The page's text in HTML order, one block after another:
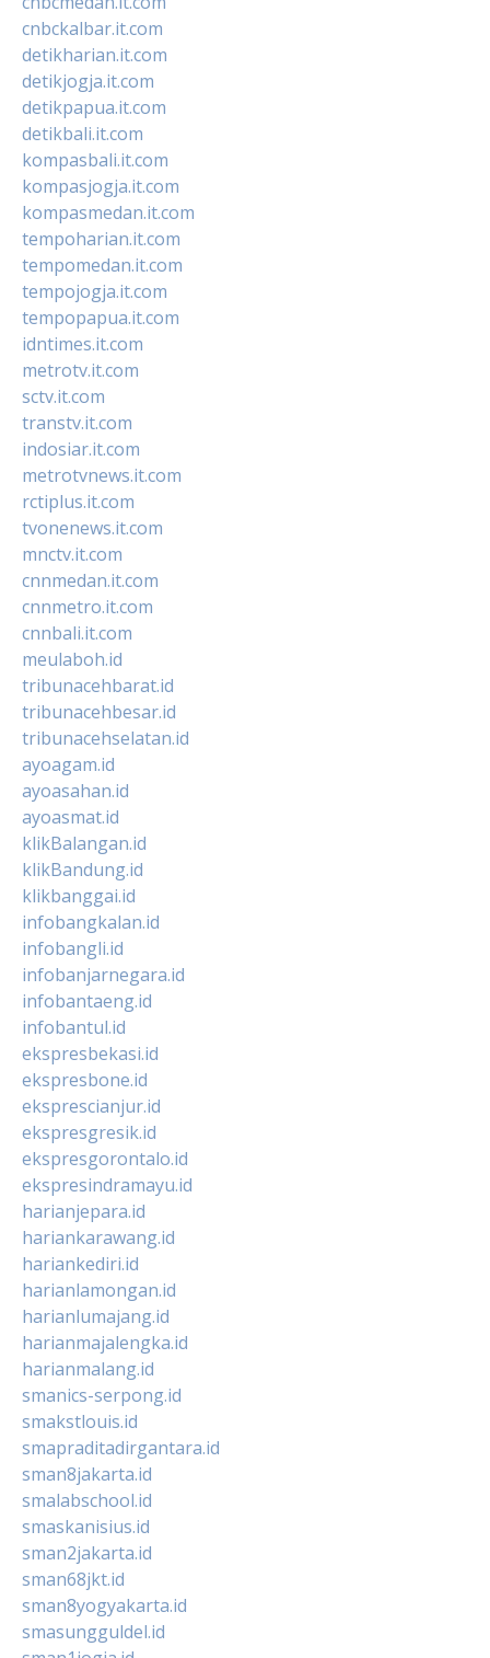
cnbckalbar.it.com
detikharian.it.com
detikjogja.it.com
detikpapua.it.com
detikbali.it.com
kompasbali.it.com
kompasjogja.it.com
kompasmedan.it.com
tempoharian.it.com
tempomedan.it.com
tempojogja.it.com
tempopapua.it.com
idntimes.it.com
metrotv.it.com
sctv.it.com
transtv.it.com
indosiar.it.com
metrotvnews.it.com
rctiplus.it.com
tvonenews.it.com
mnctv.it.com
cnnmedan.it.com
cnnmetro.it.com
cnnbali.it.com
meulaboh.id
tribunacehbarat.id
tribunacehbesar.id
tribunacehselatan.id
ayoagam.id
ayoasahan.id
ayoasmat.id
klikBalangan.id
klikBandung.id
klikbanggai.id
infobangkalan.id
infobangli.id
infobanjarnegara.id
infobantaeng.id
infobantul.id
ekspresbekasi.id
ekspresbone.id
eksprescianjur.id
ekspresgresik.id
ekspresgorontalo.id
ekspresindramayu.id
harianjepara.id
hariankarawang.id
hariankediri.id
harianlamongan.id
harianlumajang.id
harianmajalengka.id
harianmalang.id
smanics-serpong.id
smakstlouis.id
smapraditadirgantara.id
sman8jakarta.id
smalabschool.id
smaskanisius.id
sman2jakarta.id
sman68jkt.id
sman8yogyakarta.id
smasungguldel.id